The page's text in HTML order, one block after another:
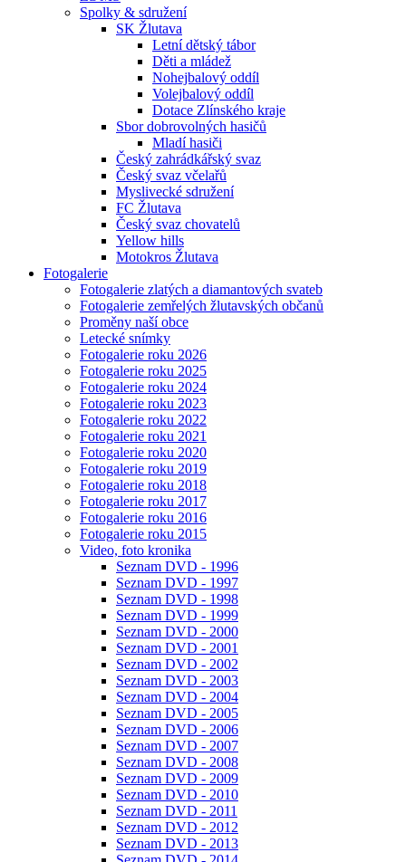
Spolky & sdružení
SK Žlutava
Letní dětský tábor
Děti a mládež
Nohejbalový oddíl
Volejbalový oddíl
Dotace Zlínského kraje
Sbor dobrovolných hasičů
Mladí hasiči
Český zahrádkářský svaz
Český svaz včelařů
Myslivecké sdružení
FC Žlutava
Český svaz chovatelů
Yellow hills
Motokros Žlutava
Fotogalerie
Fotogalerie zlatých a diamantových svateb
Fotogalerie zemřelých žlutavských občanů
Proměny naší obce
Letecké snímky
Fotogalerie roku 2026
Fotogalerie roku 2025
Fotogalerie roku 2024
Fotogalerie roku 2023
Fotogalerie roku 2022
Fotogalerie roku 2021
Fotogalerie roku 2020
Fotogalerie roku 2019
Fotogalerie roku 2018
Fotogalerie roku 2017
Fotogalerie roku 2016
Fotogalerie roku 2015
Video, foto kronika
Seznam DVD - 1996
Seznam DVD - 1997
Seznam DVD - 1998
Seznam DVD - 1999
Seznam DVD - 2000
Seznam DVD - 2001
Seznam DVD - 2002
Seznam DVD - 2003
Seznam DVD - 2004
Seznam DVD - 2005
Seznam DVD - 2006
Seznam DVD - 2007
Seznam DVD - 2008
Seznam DVD - 2009
Seznam DVD - 2010
Seznam DVD - 2011
Seznam DVD - 2012
Seznam DVD - 2013